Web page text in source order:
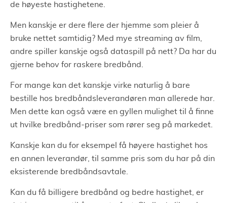
de høyeste hastighetene.
Men kanskje er dere flere der hjemme som pleier å
bruke nettet samtidig? Med mye streaming av film,
andre spiller kanskje også dataspill på nett? Da har du
gjerne behov for raskere bredbånd.
For mange kan det kanskje virke naturlig å bare
bestille hos bredbåndsleverandøren man allerede har.
Men dette kan også være en gyllen mulighet til å finne
ut hvilke bredbånd-priser som rører seg på markedet.
Kanskje kan du for eksempel få høyere hastighet hos
en annen leverandør, til samme pris som du har på din
eksisterende bredbåndsavtale.
Kan du få billigere bredbånd og bedre hastighet, er